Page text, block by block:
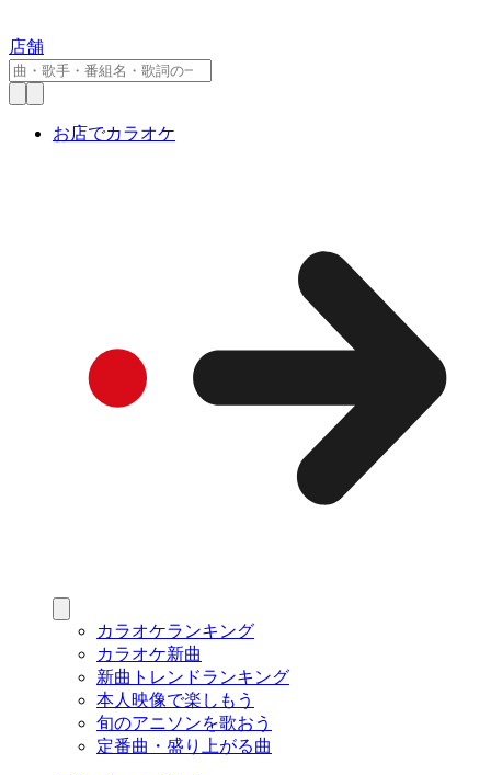
店舗
お店でカラオケ
カラオケランキング
カラオケ新曲
新曲トレンドランキング
本人映像で楽しもう
旬のアニソンを歌おう
定番曲・盛り上がる曲